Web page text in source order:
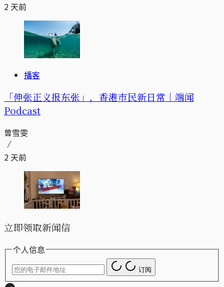
2 天前
播客
「伸张正义报东张」，香港市民新日常｜端闻
Podcast
曾雪雯
2 天前
立即领取新闻信
个人信息
订阅